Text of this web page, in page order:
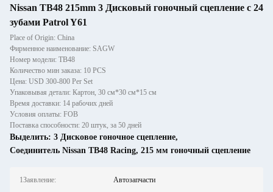
Nissan TB48 215mm 3 Дисковый гоночный сцепление с 24
зубами Patrol Y61
Place of Origin: China
Фирменное наименование: SAGW
Номер модели: TB48
Количество мин заказа: 10 PCS
Цена: USD 300-800 Per Set
Упаковывая детали: Картон, 30 см*30 см*15 см
Время доставки: 14 рабочих дней
Условия оплаты: FOB
Поставка способности: 20 штук, за 50 дней
Выделить: 3 Дисковое гоночное сцепление,
Соединитель Nissan TB48 Racing, 215 мм гоночный сцепление
1Заявление: Автозапчасти